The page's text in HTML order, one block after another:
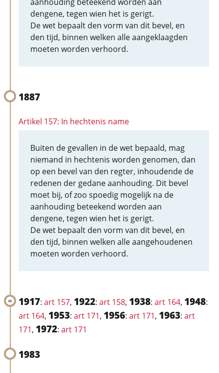
dengene, tegen wien het is gerigt.
De wet bepaalt den vorm van dit bevel, en
den tijd, binnen welken alle aangeklaagden
moeten worden verhoord.
1887
Artikel 157: In hechtenis name
Buiten de gevallen in de wet bepaald, mag
niemand in hechtenis worden genomen, dan
op een bevel van den regter, inhoudende de
redenen der gedane aanhouding. Dit bevel
moet bij, of zoo spoedig mogelijk na de
aanhouding beteekend worden aan
dengene, tegen wien het is gerigt.
De wet bepaalt den vorm van dit bevel, en
den tijd, binnen welken alle aangehoudenen
moeten worden verhoord.
1917: art 157, 1922: art 158, 1938: art 164, 1948:
art 164, 1953: art 171, 1956: art 171, 1963: art
171, 1972: art 171
1983